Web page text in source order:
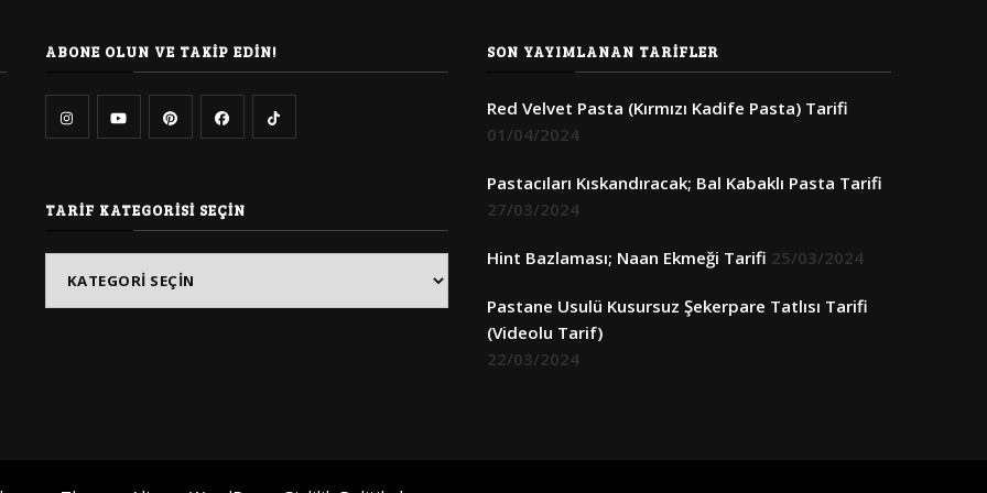
ABONE OLUN VE TAKIP EDIN!
TARIF KATEGORISI SEÇIN
SON YAYIMLANAN TARIFLER
Red Velvet Pasta (Kırmızı Kadife Pasta) Tarifi
01/04/2024
Pastacıları Kıskandıracak; Bal Kabaklı Pasta Tarifi
27/03/2024
Hint Bazlaması; Naan Ekmeği Tarifi 25/03/2024
Pastane Usulü Kusursuz Şekerpare Tatlısı Tarifi
(Videolu Tarif)
22/03/2024